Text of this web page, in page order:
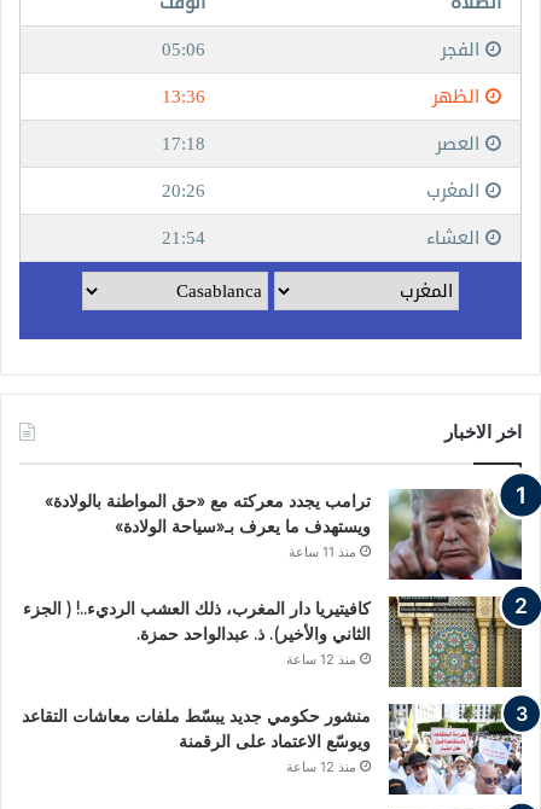
اخر الاخبار
ترامب يجدد معركته مع «حق المواطنة بالولادة»
ويستهدف ما يعرف بـ«سياحة الولادة»
منذ 11 ساعة
كافيتيريا دار المغرب، ذلك العشب الرديء..! ( الجزء
الثاني والأخير). ذ. عبدالواحد حمزة.
منذ 12 ساعة
منشور حكومي جديد يبسّط ملفات معاشات التقاعد
ويوسّع الاعتماد على الرقمنة
منذ 12 ساعة